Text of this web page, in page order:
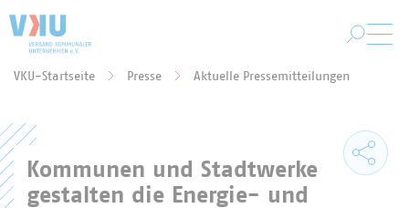
VKU-Startseite Presse Aktuelle Pressemitteilungen
Kommunen und Stadtwerke
gestalten die Energie- und